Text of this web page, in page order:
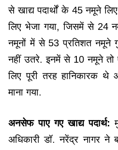
से खाद्य पदार्थों के 45 नमूने
लिए भेजा गया, जिसमें से 24
नमूनों में से 53 प्रतिशत नमूने
नहीं उतरे. इनमें से 10 नमूने तो
लिए पूरी तरह हानिकारक
माना गया.
अनसेफ पाए गए खाद्य पदार्थ:
अधिकारी डॉ. नरेंद्र नागर ने